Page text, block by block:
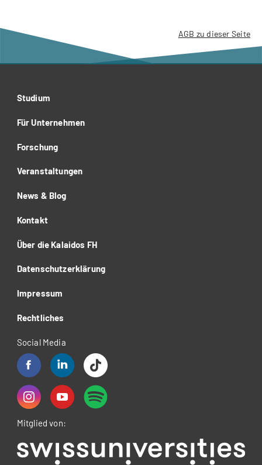
AGB zu dieser Seite
Studium
Für Unternehmen
Forschung
Veranstaltungen
News & Blog
Kontakt
Über die Kalaidos FH
Datenschutzerklärung
Impressum
Rechtliches
Social Media
Mitglied von: